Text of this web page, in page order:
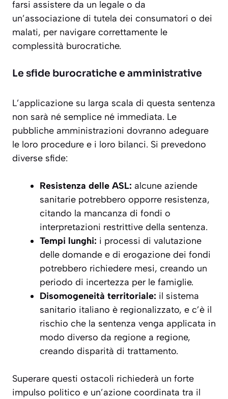
farsi assistere da un legale o da
un’associazione di tutela dei consumatori o dei
malati, per navigare correttamente le
complessità burocratiche.
Le sfide burocratiche e amministrative
L’applicazione su larga scala di questa sentenza
non sarà né semplice né immediata. Le
pubbliche amministrazioni dovranno adeguare
le loro procedure e i loro bilanci. Si prevedono
diverse sfide:
Resistenza delle ASL: alcune aziende
sanitarie potrebbero opporre resistenza,
citando la mancanza di fondi o
interpretazioni restrittive della sentenza.
Tempi lunghi: i processi di valutazione
delle domande e di erogazione dei fondi
potrebbero richiedere mesi, creando un
periodo di incertezza per le famiglie.
Disomogeneità territoriale: il sistema
sanitario italiano è regionalizzato, e c’è il
rischio che la sentenza venga applicata in
modo diverso da regione a regione,
creando disparità di trattamento.
Superare questi ostacoli richiederà un forte
impulso politico e un’azione coordinata tra il